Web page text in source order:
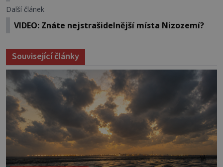
Další článek
VIDEO: Znáte nejstrašidelnější místa Nizozemí?
Související články